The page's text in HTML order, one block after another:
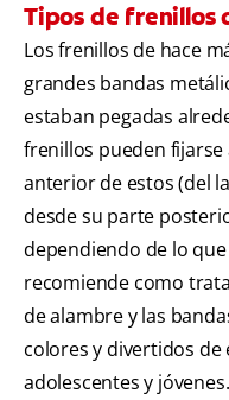
Tipos de frenillos
Los frenillos de hace
grandes bandas
estaban pegadas
frenillos pueden
anterior de estos (del
desde su parte
dependiendo de lo
recomiende como
de alambre y las
colores y divertidos de
adolescentes y jóvenes.